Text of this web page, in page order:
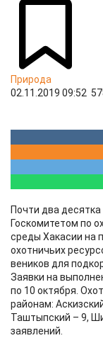
Природа
02.11.2019 09:52
Почти два
Госкомитетом по
среды Хакасии на
охотничьих
веников для
Заявки на
по 10 октября.
районам:
Таштыпский – 9,
заявлений.